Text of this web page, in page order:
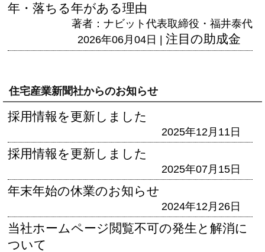
年・落ちる年がある理由
著者：ナビット代表取締役・福井泰代
2026年06月04日 | 注目の助成金
住宅産業新聞社からのお知らせ
採用情報を更新しました
2025年12月11日
採用情報を更新しました
2025年07月15日
年末年始の休業のお知らせ
2024年12月26日
当社ホームページ閲覧不可の発生と解消に
ついて